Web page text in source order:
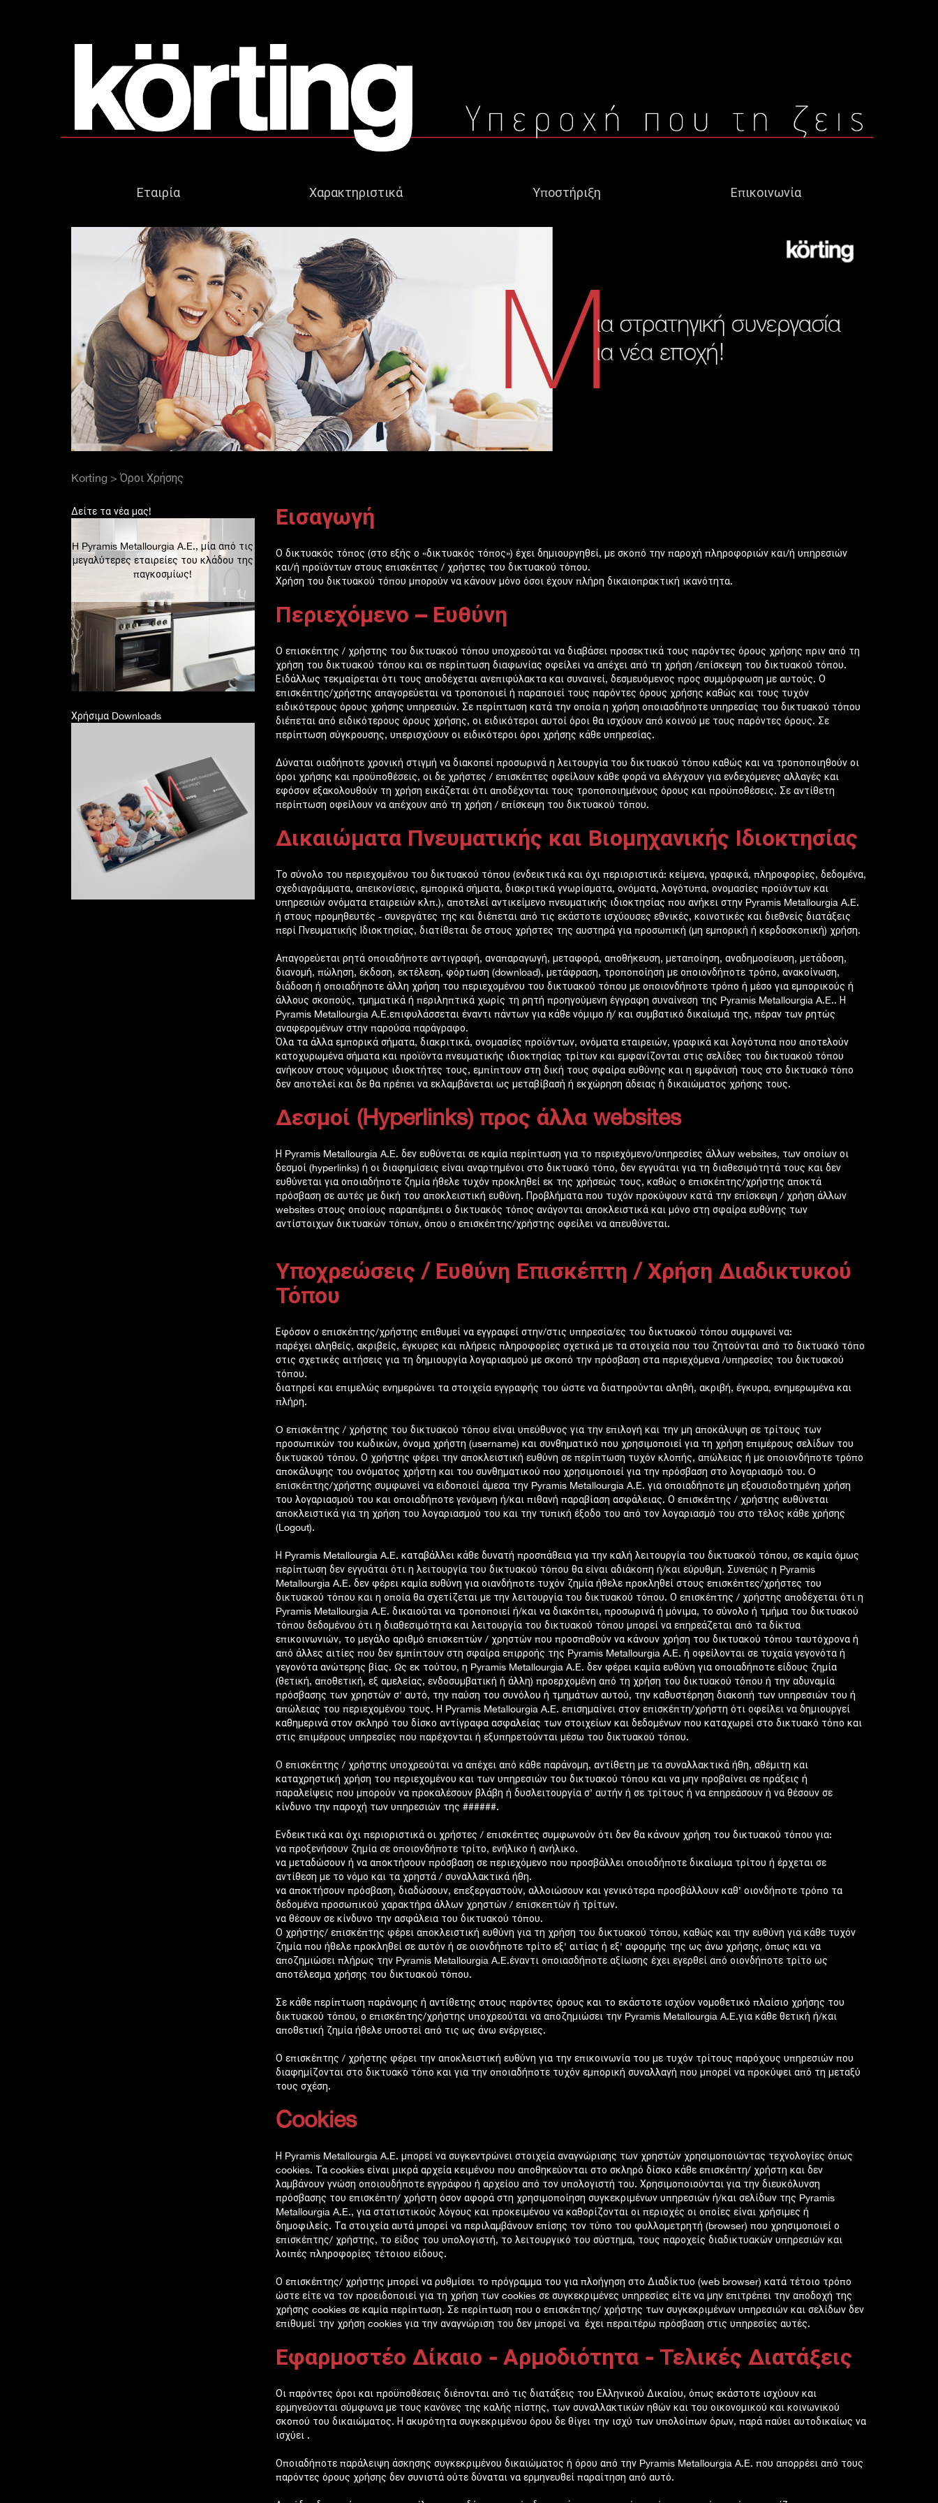
Εταιρία Χαρακτηριστικά Υποστήριξη Επικοινωνία
Korting > Όροι Χρήσης
Δείτε τα νέα μας!
H Pyramis Metallourgia A.E., μία από τις
μεγαλύτερες εταιρείες του κλάδου της
παγκοσμίως!
Χρήσιμα Downloads
Εισαγωγή
Ο δικτυακός τόπος (στο εξής ο «δικτυακός τόπος») έχει δημιουργηθεί, με σκοπό την παροχή πληροφοριών και/ή υπηρεσιών
και/ή προϊόντων στους επισκέπτες / χρήστες του δικτυακού τόπου.
Χρήση του δικτυακού τόπου μπορούν να κάνουν μόνο όσοι έχουν πλήρη δικαιοπρακτική ικανότητα.
Περιεχόμενο – Ευθύνη
Ο επισκέπτης / χρήστης του δικτυακού τόπου υποχρεούται να διαβάσει προσεκτικά τους παρόντες όρους χρήσης πριν από τη
χρήση του δικτυακού τόπου και σε περίπτωση διαφωνίας οφείλει να απέχει από τη χρήση /επίσκεψη του δικτυακού τόπου.
Ειδάλλως τεκμαίρεται ότι τους αποδέχεται ανεπιφύλακτα και συναινεί, δεσμευόμενος προς συμμόρφωση με αυτούς. Ο
επισκέπτης/χρήστης απαγορεύεται να τροποποιεί ή παραποιεί τους παρόντες όρους χρήσης καθώς και τους τυχόν
ειδικότερους όρους χρήσης υπηρεσιών. Σε περίπτωση κατά την οποία η χρήση οποιασδήποτε υπηρεσίας του δικτυακού τόπου
διέπεται από ειδικότερους όρους χρήσης, οι ειδικότεροι αυτοί όροι θα ισχύουν από κοινού με τους παρόντες όρους. Σε
περίπτωση σύγκρουσης, υπερισχύουν οι ειδικότεροι όροι χρήσης κάθε υπηρεσίας.
Δύναται οιαδήποτε χρονική στιγμή να διακοπεί προσωρινά η λειτουργία του δικτυακού τόπου καθώς και να τροποποιηθούν οι
όροι χρήσης και προϋποθέσεις, οι δε χρήστες / επισκέπτες οφείλουν κάθε φορά να ελέγχουν για ενδεχόμενες αλλαγές και
εφόσον εξακολουθούν τη χρήση εικάζεται ότι αποδέχονται τους τροποποιημένους όρους και προϋποθέσεις. Σε αντίθετη
περίπτωση οφείλουν να απέχουν από τη χρήση / επίσκεψη του δικτυακού τόπου.
Δικαιώματα Πνευματικής και Βιομηχανικής Ιδιοκτησίας
Το σύνολο του περιεχομένου του δικτυακού τόπου (ενδεικτικά και όχι περιοριστικά: κείμενα, γραφικά, πληροφορίες, δεδομένα,
σχεδιαγράμματα, απεικονίσεις, εμπορικά σήματα, διακριτικά γνωρίσματα, ονόματα, λογότυπα, ονομασίες προϊόντων και
υπηρεσιών ονόματα εταιρειών κλπ.), αποτελεί αντικείμενο πνευματικής ιδιοκτησίας που ανήκει στην Pyramis Metallourgia A.E.
ή στους προμηθευτές - συνεργάτες της και διέπεται από τις εκάστοτε ισχύουσες εθνικές, κοινοτικές και διεθνείς διατάξεις
περί Πνευματικής Ιδιοκτησίας, διατίθεται δε στους χρήστες της αυστηρά για προσωπική (μη εμπορική ή κερδοσκοπική) χρήση.
Απαγορεύεται ρητά οποιαδήποτε αντιγραφή, αναπαραγωγή, μεταφορά, αποθήκευση, μεταποίηση, αναδημοσίευση, μετάδοση,
διανομή, πώληση, έκδοση, εκτέλεση, φόρτωση (download), μετάφραση, τροποποίηση με οποιονδήποτε τρόπο, ανακοίνωση,
διάδοση ή οποιαδήποτε άλλη χρήση του περιεχομένου του δικτυακού τόπου με οποιονδήποτε τρόπο ή μέσο για εμπορικούς ή
άλλους σκοπούς, τμηματικά ή περιληπτικά χωρίς τη ρητή προηγούμενη έγγραφη συναίνεση της Pyramis Metallourgia A.E.. Η
Pyramis Metallourgia A.E.επιφυλάσσεται έναντι πάντων για κάθε νόμιμο ή/ και συμβατικό δικαίωμά της, πέραν των ρητώς
αναφερομένων στην παρούσα παράγραφο.
Όλα τα άλλα εμπορικά σήματα, διακριτικά, ονομασίες προϊόντων, ονόματα εταιρειών, γραφικά και λογότυπα που αποτελούν
κατοχυρωμένα σήματα και προϊόντα πνευματικής ιδιοκτησίας τρίτων και εμφανίζονται στις σελίδες του δικτυακού τόπου
ανήκουν στους νόμιμους ιδιοκτήτες τους, εμπίπτουν στη δική τους σφαίρα ευθύνης και η εμφάνισή τους στο δικτυακό τόπο
δεν αποτελεί και δε θα πρέπει να εκλαμβάνεται ως μεταβίβασή ή εκχώρηση άδειας ή δικαιώματος χρήσης τους.
Δεσμοί (Hyperlinks) προς άλλα websites
Η Pyramis Metallourgia A.E. δεν ευθύνεται σε καμία περίπτωση για το περιεχόμενο/υπηρεσίες άλλων websites, των οποίων οι
δεσμοί (hyperlinks) ή οι διαφημίσεις είναι αναρτημένοι στο δικτυακό τόπο, δεν εγγυάται για τη διαθεσιμότητά τους και δεν
ευθύνεται για οποιαδήποτε ζημία ήθελε τυχόν προκληθεί εκ της χρήσεώς τους, καθώς ο επισκέπτης/χρήστης αποκτά
πρόσβαση σε αυτές με δική του αποκλειστική ευθύνη. Προβλήματα που τυχόν προκύψουν κατά την επίσκεψη / χρήση άλλων
websites στους οποίους παραπέμπει ο δικτυακός τόπος ανάγονται αποκλειστικά και μόνο στη σφαίρα ευθύνης των
αντίστοιχων δικτυακών τόπων, όπου ο επισκέπτης/χρήστης οφείλει να απευθύνεται.
Υποχρεώσεις / Ευθύνη Επισκέπτη / Χρήση Διαδικτυκού
Τόπου
Εφόσον ο επισκέπτης/χρήστης επιθυμεί να εγγραφεί στην/στις υπηρεσία/ες του δικτυακού τόπου συμφωνεί να:
παρέχει αληθείς, ακριβείς, έγκυρες και πλήρεις πληροφορίες σχετικά με τα στοιχεία που του ζητούνται από το δικτυακό τόπο
στις σχετικές αιτήσεις για τη δημιουργία λογαριασμού με σκοπό την πρόσβαση στα περιεχόμενα /υπηρεσίες του δικτυακού
τόπου.
διατηρεί και επιμελώς ενημερώνει τα στοιχεία εγγραφής του ώστε να διατηρούνται αληθή, ακριβή, έγκυρα, ενημερωμένα και
πλήρη.
O επισκέπτης / χρήστης του δικτυακού τόπου είναι υπεύθυνος για την επιλογή και την μη αποκάλυψη σε τρίτους των
προσωπικών του κωδικών, όνομα χρήστη (username) και συνθηματικό που χρησιμοποιεί για τη χρήση επιμέρους σελίδων του
δικτυακού τόπου. Ο χρήστης φέρει την αποκλειστική ευθύνη σε περίπτωση τυχόν κλοπής, απώλειας ή με οποιονδήποτε τρόπο
αποκάλυψης του ονόματος χρήστη και του συνθηματικού που χρησιμοποιεί για την πρόσβαση στο λογαριασμό του. O
επισκέπτης/χρήστης συμφωνεί να ειδοποιεί άμεσα την Pyramis Metallourgia A.E. για οποιαδήποτε μη εξουσιοδοτημένη χρήση
του λογαριασμού του και οποιαδήποτε γενόμενη ή/και πιθανή παραβίαση ασφάλειας. Ο επισκέπτης / χρήστης ευθύνεται
αποκλειστικά για τη χρήση του λογαριασμού του και την τυπική έξοδο του από τον λογαριασμό του στο τέλος κάθε χρήσης
(Logout).
Η Pyramis Metallourgia A.E. καταβάλλει κάθε δυνατή προσπάθεια για την καλή λειτουργία του δικτυακού τόπου, σε καμία όμως
περίπτωση δεν εγγυάται ότι η λειτουργία του δικτυακού τόπου θα είναι αδιάκοπη ή/και εύρυθμη. Συνεπώς η Pyramis
Metallourgia A.E. δεν φέρει καμία ευθύνη για οιανδήποτε τυχόν ζημία ήθελε προκληθεί στους επισκέπτες/χρήστες του
δικτυακού τόπου και η οποία θα σχετίζεται με την λειτουργία του δικτυακού τόπου. Ο επισκέπτης / χρήστης αποδέχεται ότι η
Pyramis Metallourgia A.E. δικαιούται να τροποποιεί ή/και να διακόπτει, προσωρινά ή μόνιμα, το σύνολο ή τμήμα του δικτυακού
τόπου δεδομένου ότι η διαθεσιμότητα και λειτουργία του δικτυακού τόπου μπορεί να επηρεάζεται από τα δίκτυα
επικοινωνιών, το μεγάλο αριθμό επισκεπτών / χρηστών που προσπαθούν να κάνουν χρήση του δικτυακού τόπου ταυτόχρονα ή
από άλλες αιτίες που δεν εμπίπτουν στη σφαίρα επιρροής της Pyramis Metallourgia A.E. ή οφείλονται σε τυχαία γεγονότα ή
γεγονότα ανώτερης βίας. Ως εκ τούτου, η Pyramis Metallourgia A.E. δεν φέρει καμία ευθύνη για οποιαδήποτε είδους ζημία
(θετική, αποθετική, εξ αμελείας, ενδοσυμβατική ή άλλη) προερχομένη από τη χρήση του δικτυακού τόπου ή την αδυναμία
πρόσβασης των χρηστών σ' αυτό, την παύση του συνόλου ή τμημάτων αυτού, την καθυστέρηση διακοπή των υπηρεσιών του ή
απώλειας του περιεχομένου τους. Η Pyramis Metallourgia A.E. επισημαίνει στον επισκέπτη/χρήστη ότι οφείλει να δημιουργεί
καθημερινά στον σκληρό του δίσκο αντίγραφα ασφαλείας των στοιχείων και δεδομένων που καταχωρεί στο δικτυακό τόπο και
στις επιμέρους υπηρεσίες που παρέχονται ή εξυπηρετούνται μέσω του δικτυακού τόπου.
Ο επισκέπτης / χρήστης υποχρεούται να απέχει από κάθε παράνομη, αντίθετη με τα συναλλακτικά ήθη, αθέμιτη και
καταχρηστική χρήση του περιεχομένου και των υπηρεσιών του δικτυακού τόπου και να μην προβαίνει σε πράξεις ή
παραλείψεις που μπορούν να προκαλέσουν βλάβη ή δυσλειτουργία σ’ αυτήν ή σε τρίτους ή να επηρεάσουν ή να θέσουν σε
κίνδυνο την παροχή των υπηρεσιών της ######.
Ενδεικτικά και όχι περιοριστικά οι χρήστες / επισκέπτες συμφωνούν ότι δεν θα κάνουν χρήση του δικτυακού τόπου για:
να προξενήσουν ζημία σε οποιονδήποτε τρίτο, ενήλικο ή ανήλικο.
να μεταδώσουν ή να αποκτήσουν πρόσβαση σε περιεχόμενο που προσβάλλει οποιοδήποτε δικαίωμα τρίτου ή έρχεται σε
αντίθεση με το νόμο και τα χρηστά / συναλλακτικά ήθη.
να αποκτήσουν πρόσβαση, διαδώσουν, επεξεργαστούν, αλλοιώσουν και γενικότερα προσβάλλουν καθ’ οιονδήποτε τρόπο τα
δεδομένα προσωπικού χαρακτήρα άλλων χρηστών / επισκεπτών ή τρίτων.
να θέσουν σε κίνδυνο την ασφάλεια του δικτυακού τόπου.
Ο χρήστης/ επισκέπτης φέρει αποκλειστική ευθύνη για τη χρήση του δικτυακού τόπου, καθώς και την ευθύνη για κάθε τυχόν
ζημία που ήθελε προκληθεί σε αυτόν ή σε οιονδήποτε τρίτο εξ' αιτίας ή εξ' αφορμής της ως άνω χρήσης, όπως και να
αποζημιώσει πλήρως την Pyramis Metallourgia A.E.έναντι οποιασδήποτε αξίωσης έχει εγερθεί από οιονδήποτε τρίτο ως
αποτέλεσμα χρήσης του δικτυακού τόπου.
Σε κάθε περίπτωση παράνομης ή αντίθετης στους παρόντες όρους και το εκάστοτε ισχύον νομοθετικό πλαίσιο χρήσης του
δικτυακού τόπου, ο επισκέπτης/χρήστης υποχρεούται να αποζημιώσει την Pyramis Metallourgia A.E.για κάθε θετική ή/και
αποθετική ζημία ήθελε υποστεί από τις ως άνω ενέργειες.
Ο επισκέπτης / χρήστης φέρει την αποκλειστική ευθύνη για την επικοινωνία του με τυχόν τρίτους παρόχους υπηρεσιών που
διαφημίζονται στο δικτυακό τόπο και για την οποιαδήποτε τυχόν εμπορική συναλλαγή που μπορεί να προκύψει από τη μεταξύ
τους σχέση.
Cookies
Η Pyramis Metallourgia A.E. μπορεί να συγκεντρώνει στοιχεία αναγνώρισης των χρηστών χρησιμοποιώντας τεχνολογίες όπως
cookies. Τα cookies είναι μικρά αρχεία κειμένου που αποθηκεύονται στο σκληρό δίσκο κάθε επισκέπτη/ χρήστη και δεν
λαμβάνουν γνώση οποιουδήποτε εγγράφου ή αρχείου από τον υπολογιστή του. Χρησιμοποιούνται για την διευκόλυνση
πρόσβασης του επισκέπτη/ χρήστη όσον αφορά στη χρησιμοποίηση συγκεκριμένων υπηρεσιών ή/και σελίδων της Pyramis
Metallourgia A.E., για στατιστικούς λόγους και προκειμένου να καθορίζονται οι περιοχές οι οποίες είναι χρήσιμες ή
δημοφιλείς. Τα στοιχεία αυτά μπορεί να περιλαμβάνουν επίσης τον τύπο του φυλλομετρητή (browser) που χρησιμοποιεί ο
επισκέπτης/ χρήστης, το είδος του υπολογιστή, το λειτουργικό του σύστημα, τους παροχείς διαδικτυακών υπηρεσιών και
λοιπές πληροφορίες τέτοιου είδους.
Ο επισκέπτης/ χρήστης μπορεί να ρυθμίσει το πρόγραμμα του για πλοήγηση στο Διαδίκτυο (web browser) κατά τέτοιο τρόπο
ώστε είτε να τον προειδοποιεί για τη χρήση των cookies σε συγκεκριμένες υπηρεσίες είτε να μην επιτρέπει την αποδοχή της
χρήσης cookies σε καμία περίπτωση. Σε περίπτωση που ο επισκέπτης/ χρήστης των συγκεκριμένων υπηρεσιών και σελίδων δεν
επιθυμεί την χρήση cookies για την αναγνώριση του δεν μπορεί να έχει περαιτέρω πρόσβαση στις υπηρεσίες αυτές.
Εφαρμοστέο Δίκαιο - Αρμοδιότητα - Τελικές Διατάξεις
Οι παρόντες όροι και προϋποθέσεις διέπονται από τις διατάξεις του Ελληνικού Δικαίου, όπως εκάστοτε ισχύουν και
ερμηνεύονται σύμφωνα με τους κανόνες της καλής πίστης, των συναλλακτικών ηθών και του οικονομικού και κοινωνικού
σκοπού του δικαιώματος. Η ακυρότητα συγκεκριμένου όρου δε θίγει την ισχύ των υπολοίπων όρων, παρά παύει αυτοδικαίως να
ισχύει .
Οποιαδήποτε παράλειψη άσκησης συγκεκριμένου δικαιώματος ή όρου από την Pyramis Metallourgia A.E. που απορρέει από τους
παρόντες όρους χρήσης δεν συνιστά ούτε δύναται να ερμηνευθεί παραίτηση από αυτό.